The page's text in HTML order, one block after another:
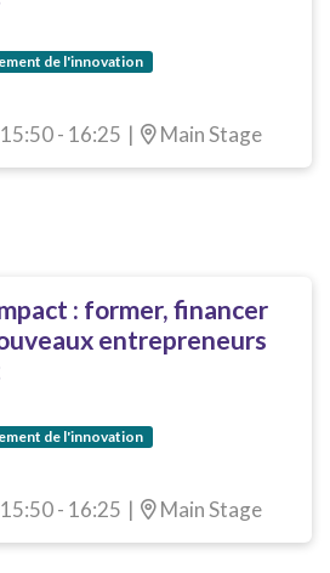
de l'innovation
- 16:25 | Main Stage
: former, financer
entrepreneurs
de l'innovation
- 16:25 | Main Stage